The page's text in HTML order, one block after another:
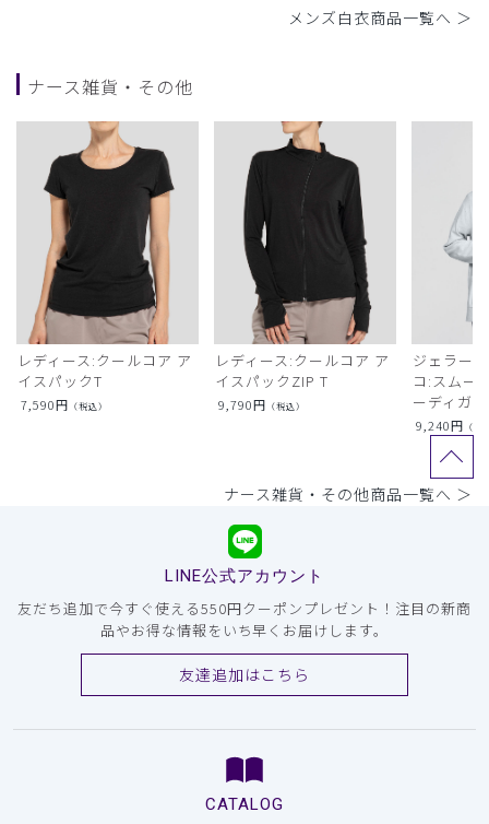
メンズ白衣商品一覧へ ＞
ナース雑貨・その他
レディース:クールコア ア
イスパックT
7,590円 （税込）
レディース:クールコア ア
イスパックZIP T
9,790円 （税込）
ジェラー
コ:スムー
ーディガン
9,240円 （税
ナース雑貨・その他商品一覧へ ＞
LINE公式アカウント
友だち追加で今すぐ使える550円クーポンプレゼント！注目の新商
品やお得な情報をいち早くお届けします。
友達追加はこちら
CATALOG